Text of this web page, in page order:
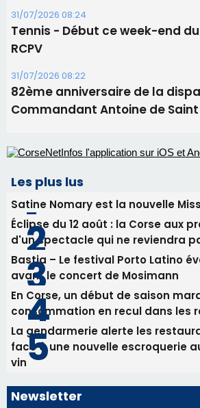
Les plus lus
Satine Nomary est la nouvelle Miss
d'un spectacle qui ne reviendra
Bastia – Le festival Porto Latino
avant le concert de Mosimann
consommation en recul dans les
face à une nouvelle escroquerie
vin
Newsletter
Inscrivez-vous à la newsletter de
email les infos les plus importantes
nos meilleurs articles